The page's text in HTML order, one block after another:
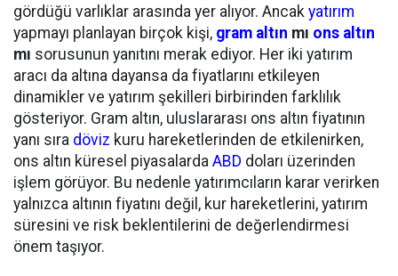
gördüğü varlıklar arasında yer alıyor. Ancak yatırım
yapmayı planlayan birçok kişi, gram altın mı ons altın
mı sorusunun yanıtını merak ediyor. Her iki yatırım
aracı da altına dayansa da fiyatlarını etkileyen
dinamikler ve yatırım şekilleri birbirinden farklılık
gösteriyor. Gram altın, uluslararası ons altın fiyatının
yanı sıra döviz kuru hareketlerinden de etkilenirken,
ons altın küresel piyasalarda ABD doları üzerinden
işlem görüyor. Bu nedenle yatırımcıların karar verirken
yalnızca altının fiyatını değil, kur hareketlerini, yatırım
süresini ve risk beklentilerini de değerlendirmesi
önem taşıyor.